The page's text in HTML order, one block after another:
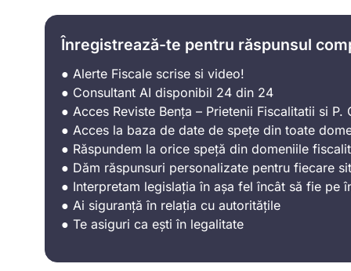
Înregistrează-te pentru răspunsul
● Alerte Fiscale scrise si video!
● Consultant AI disponibil 24 din 24
● Acces Reviste Bența – Prietenii Fiscalitatii si P.
● Acces la baza de date de spețe din toate
● Răspundem la orice speță din domeniile
● Dăm răspunsuri personalizate pentru fiecare
● Interpretam legislația în așa fel încât să fie pe
● Ai siguranță în relația cu autoritățile
● Te asiguri ca ești în legalitate